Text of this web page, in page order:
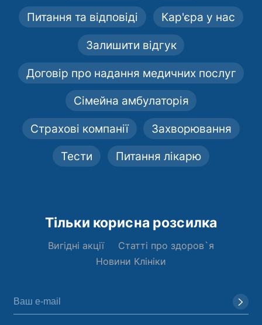
Питання та відповіді Кар'єра у нас
Залишити відгук
Договір про надання медичних послуг
Сімейна амбулаторія
Страхові компанії Захворювання
Тести Питання лікарю
Тільки корисна розсилка
Вигідні акції
Статті про здоров`я
Новини Клініки